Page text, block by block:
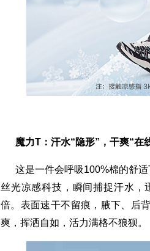
魔力T：汗水“隐形”，干爽“在
这是一件会呼吸100%棉的舒
丝光凉感科技，瞬间捕捉汗水，
倍。表面速干不留痕，腋下、后
爽，挥洒自如，活力满格不狼狈。